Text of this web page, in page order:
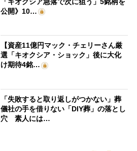
公開》10…
【資産11億円マック・チェリーさん厳
選「キオクシア・ショック」後に大化
け期待4銘…
「失敗すると取り返しがつかない」葬
儀社の手を借りない「DIY葬」の落とし
穴 素人には…